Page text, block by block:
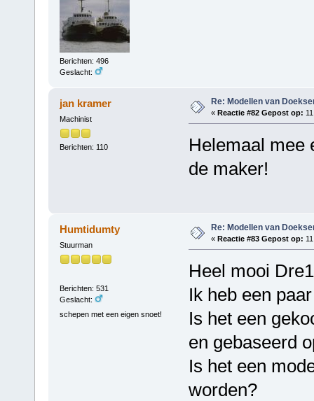
Berichten: 496
Geslacht:
jan kramer
Machinist
Berichten: 110
Re: Modellen van
« Reactie #82 Gepost op:
Helemaal mee
de maker!
Humtidumty
Stuurman
Berichten: 531
Geslacht:
schepen met een eigen snoet!
Re: Modellen van
« Reactie #83 Gepost op:
Heel mooi
Ik heb een
Is het een
en gebaseerd
Is het een
worden?